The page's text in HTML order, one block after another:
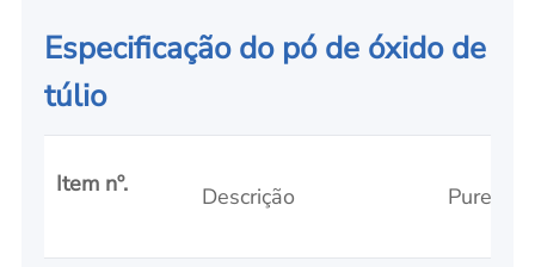
Especificação do pó de óxido de
túlio
Item nº. Descrição Pureza